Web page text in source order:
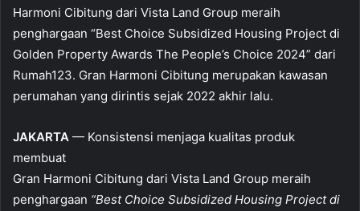
Harmoni Cibitung dari Vista Land Group meraih
penghargaan “Best Choice Subsidized Housing Project di
Golden Property Awards The People’s Choice 2024” dari
Rumah123. Gran Harmoni Cibitung merupakan kawasan
perumahan yang dirintis sejak 2022 akhir lalu.
JAKARTA — Konsistensi menjaga kualitas produk
membuat
Gran Harmoni Cibitung dari Vista Land Group meraih
penghargaan “Best Choice Subsidized Housing Project di